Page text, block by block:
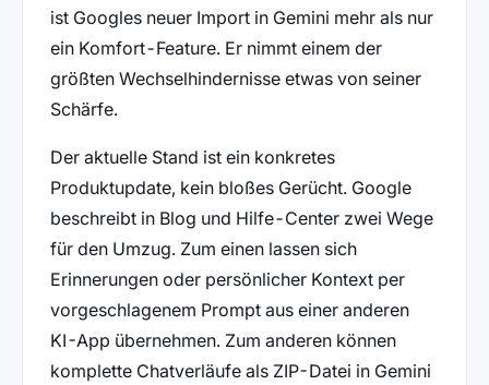
ist Googles neuer Import in Gemini mehr als nur
ein Komfort-Feature. Er nimmt einem der
größten Wechselhindernisse etwas von seiner
Schärfe.
Der aktuelle Stand ist ein konkretes
Produktupdate, kein bloßes Gerücht. Google
beschreibt in Blog und Hilfe-Center zwei Wege
für den Umzug. Zum einen lassen sich
Erinnerungen oder persönlicher Kontext per
vorgeschlagenem Prompt aus einer anderen
KI-App übernehmen. Zum anderen können
komplette Chatverläufe als ZIP-Datei in Gemini